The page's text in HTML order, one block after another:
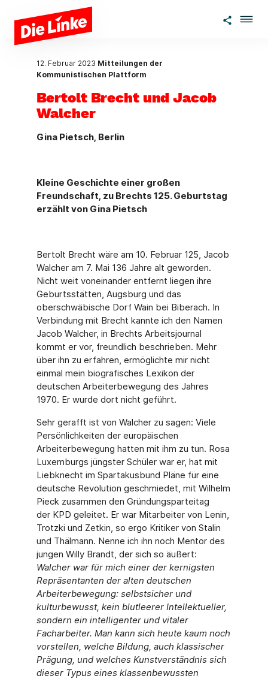
Zum Hauptinhalt springen
12. Februar 2023 Mitteilungen der
Kommunistischen Plattform
Bertolt Brecht und Jacob
Walcher
Gina Pietsch, Berlin
Kleine Geschichte einer großen
Freundschaft, zu Brechts 125. Geburtstag
erzählt von Gina Pietsch
Bertolt Brecht wäre am 10. Februar 125, Jacob
Walcher am 7. Mai 136 Jahre alt geworden.
Nicht weit voneinander entfernt liegen ihre
Geburtsstätten, Augsburg und das
oberschwäbische Dorf Wain bei Biberach. In
Verbindung mit Brecht kannte ich den Namen
Jacob Walcher, in Brechts Arbeitsjournal
kommt er vor, freundlich beschrieben. Mehr
über ihn zu erfahren, ermöglichte mir nicht
einmal mein biografisches Lexikon der
deutschen Arbeiterbewegung des Jahres
1970. Er wurde dort nicht geführt.
Sehr gerafft ist von Walcher zu sagen: Viele
Persönlichkeiten der europäischen
Arbeiterbewegung hatten mit ihm zu tun. Rosa
Luxemburgs jüngster Schüler war er, hat mit
Liebknecht im Spartakusbund Pläne für eine
deutsche Revolution geschmiedet, mit Wilhelm
Pieck zusammen den Gründungsparteitag
der KPD geleitet. Er war Mitarbeiter von Lenin,
Trotzki und Zetkin, so ergo Kritiker von Stalin
und Thälmann. Nenne ich ihn noch Mentor des
jungen Willy Brandt, der sich so äußert:
Walcher war für mich einer der kernigsten
Repräsentanten der alten deutschen
Arbeiterbewegung: selbstsicher und
kulturbewusst, kein blutleerer Intellektueller,
sondern ein intelligenter und vitaler
Facharbeiter. Man kann sich heute kaum noch
vorstellen, welche Bildung, auch klassischer
Prägung, und welches Kunstverständnis sich
dieser Typus eines klassenbewussten